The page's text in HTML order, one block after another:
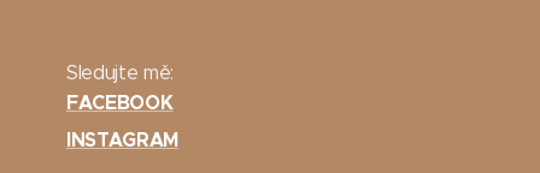
Sledujte mě:
FACEBOOK
INSTAGRAM